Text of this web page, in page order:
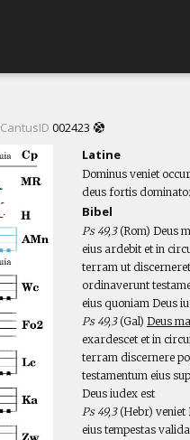
CantusID 002423
Latine
Dominus veniet
deus fortis
Bibel
Ps 49,3(Rom) Deus
eius ardebit et in
terram ut
ordinaverunt
eius quoniam Deus
Ps 49,3(Gal) Deus
exardescet et in
terram discernere
testamentum eius
Deus iudex est
Ps 49,3(Hebr) veniet
eius tempestas valida